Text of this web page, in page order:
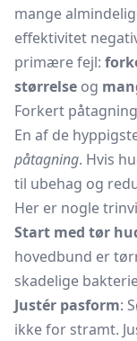
mange
effektivitet
primære fejl:
størrelse og
Forkert påtagning
En af de
påtagning. Hvis
til ubehag og
Her er nogle
Start med tør
hovedbund er
skadelige
Justér pasform:
ikke for stramt.